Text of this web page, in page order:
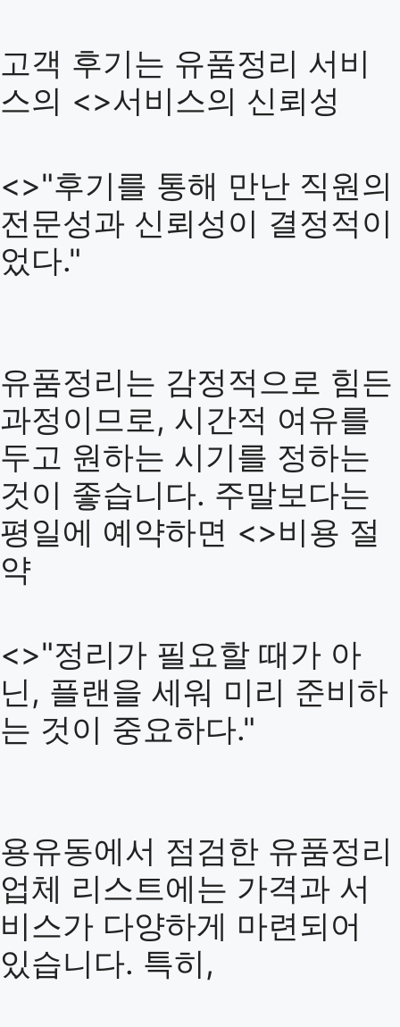
고객 후기는 유품정리 서비
스의 <>서비스의 신뢰성
<>"후기를 통해 만난 직원의
전문성과 신뢰성이 결정적이
었다."
유품정리는 감정적으로 힘든
과정이므로, 시간적 여유를
두고 원하는 시기를 정하는
것이 좋습니다. 주말보다는
평일에 예약하면 <>비용 절
약
<>"정리가 필요할 때가 아
닌, 플랜을 세워 미리 준비하
는 것이 중요하다."
용유동에서 점검한 유품정리
업체 리스트에는 가격과 서
비스가 다양하게 마련되어
있습니다. 특히,